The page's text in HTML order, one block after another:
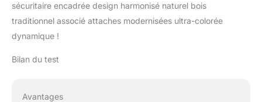
sécuritaire encadrée design harmonisé naturel bois
traditionnel associé attaches modernisées ultra-colorée
dynamique !
Bilan du test
Avantages